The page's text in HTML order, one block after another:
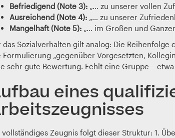
Befriedigend (Note 3):„… zu unserer vollen
Ausreichend (Note 4):„… zu unserer
Mangelhaft (Note 5):„… im Großen und
das Sozialverhalten gilt analog: Die
Formulierung „gegenüber Vorgesetzten,
sehr gute Bewertung. Fehlt eine Gruppe –
eines
vollständiges Zeugnis folgt dieser Struktur: 1.